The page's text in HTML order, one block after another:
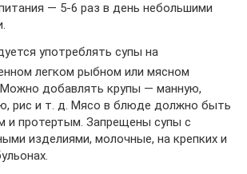
— 5-6 раз в день небольшими
употреблять супы на
легком рыбном или мясном
Можно добавлять крупы — манную,
рис и т. д. Мясо в блюде должно быть
и протертым. Запрещены супы с
изделиями, молочные, на крепких и